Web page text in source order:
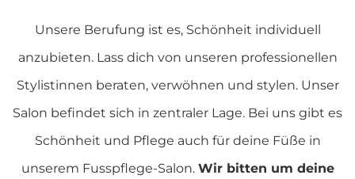
Unsere Berufung ist es, Schönheit individuell
anzubieten. Lass dich von unseren professionellen
Stylistinnen beraten, verwöhnen und stylen. Unser
Salon befindet sich in zentraler Lage. Bei uns gibt es
Schönheit und Pflege auch für deine Füße in
unserem Fusspflege-Salon. Wir bitten um deine